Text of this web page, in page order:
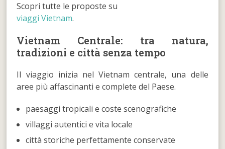
Scopri tutte le proposte su
viaggi Vietnam.
Vietnam Centrale: tra natura,
tradizioni e città senza tempo
Il viaggio inizia nel Vietnam centrale, una delle
aree più affascinanti e complete del Paese.
paesaggi tropicali e coste scenografiche
villaggi autentici e vita locale
città storiche perfettamente conservate